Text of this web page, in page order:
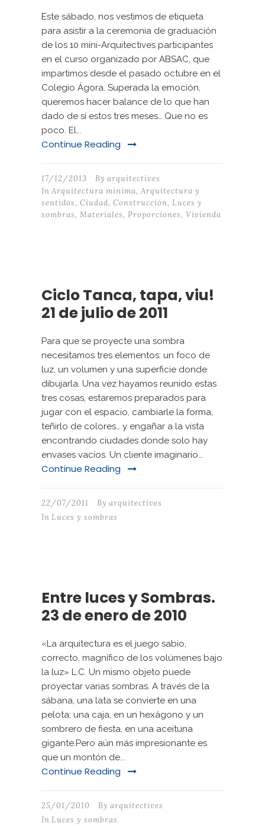
Este sábado, nos vestimos de etiqueta
para asistir a la ceremonia de graduación
de los 10 mini-Arquitectives participantes
en el curso organizado por ABSAC, que
impartimos desde el pasado octubre en el
Colegio Ágora. Superada la emoción,
queremos hacer balance de lo que han
dado de sí estos tres meses… Que no es
poco. El...
Continue Reading
17/12/2013 By arquitectives
In Arquitectura mínima, Arquitectura y
sentidos, Ciudad, Construcción, Luces y
sombras, Materiales, Proporciones, Vivienda
Ciclo Tanca, tapa, viu!
21 de julio de 2011
Para que se proyecte una sombra
necesitamos tres elementos: un foco de
luz, un volumen y una superficie donde
dibujarla. Una vez hayamos reunido estas
tres cosas, estaremos preparados para
jugar con el espacio, cambiarle la forma,
teñirlo de colores… y engañar a la vista
encontrando ciudades donde solo hay
envases vacíos. Un cliente imaginario...
Continue Reading
22/07/2011 By arquitectives
In Luces y sombras
Entre luces y Sombras.
23 de enero de 2010
«La arquitectura es el juego sabio,
correcto, magnífico de los volúmenes bajo
la luz» L.C. Un mismo objeto puede
proyectar varias sombras. A través de la
sábana, una lata se convierte en una
pelota; una caja, en un hexágono y un
sombrero de fiesta, en una aceituna
gigante.Pero aún más impresionante es
que un montón de...
Continue Reading
25/01/2010 By arquitectives
In Luces y sombras